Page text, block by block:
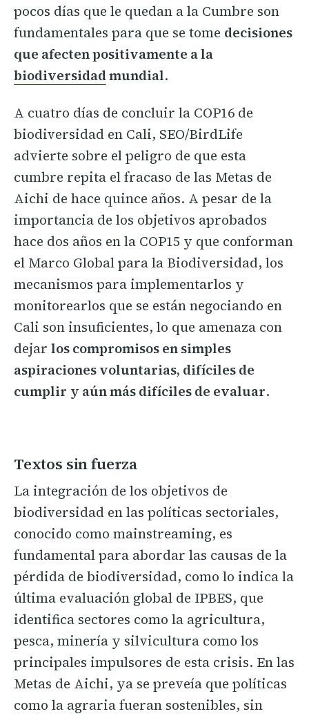
pocos días que le quedan a la Cumbre son
fundamentales para que se tome decisiones
que afecten positivamente a la
biodiversidadmundial.
A cuatro días de concluir la COP16 de
biodiversidad en Cali, SEO/BirdLife
advierte sobre el peligro de que esta
cumbre repita el fracaso de las Metas de
Aichi de hace quince años. A pesar de la
importancia de los objetivos aprobados
hace dos años en la COP15 y que conforman
el Marco Global para la Biodiversidad, los
mecanismos para implementarlos y
monitorearlos que se están negociando en
Cali son insuficientes, lo que amenaza con
dejar los compromisos en simples
aspiraciones voluntarias, difíciles de
cumplir y aún más difíciles de evaluar.
Textos sin fuerza
La integración de los objetivos de
biodiversidad en las políticas sectoriales,
conocido como mainstreaming, es
fundamental para abordar las causas de la
pérdida de biodiversidad, como lo indica la
última evaluación global de IPBES, que
identifica sectores como la agricultura,
pesca, minería y silvicultura como los
principales impulsores de esta crisis. En las
Metas de Aichi, ya se preveía que políticas
como la agraria fueran sostenibles, sin